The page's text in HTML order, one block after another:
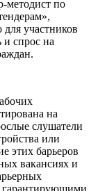
методист по
участников
спрос на
на
слушатели
или
этих барьеров
вакансиях и
гарантирующими